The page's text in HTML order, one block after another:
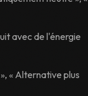
avec de l'énergie
« Alternative plus